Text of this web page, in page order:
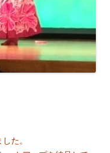
た。